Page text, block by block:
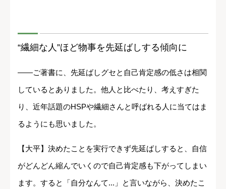
“繊細な人”ほど物事を先延ばしする傾向に
――ご著書に、先延ばしグセと自己肯定感の低さは相関
しているとありました。他人と比べたり、考えすぎた
り、近年話題のHSPや繊細さんと呼ばれる人に当てはま
るようにも思いました。
【大平】決めたことを実行できず先延ばしすると、自信
がどんどん縮んでいくので自己肯定感も下がってしまい
ます。すると「自分なんて...」と言いながら、決めたこ